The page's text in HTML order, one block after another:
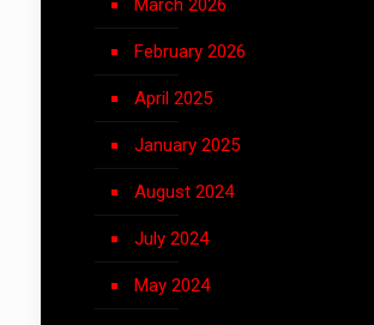
March 2026
February 2026
April 2025
January 2025
August 2024
July 2024
May 2024